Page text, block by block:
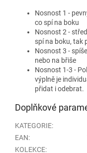
Nosnost 1 -
co spí na boku
Nosnost 2 -
spí na boku, tak
Nosnost 3 -
nebo na břiše
Nosnost 1-3 -
výplně je
přidat i odebrat.
Doplňkové
KATEGORIE:
EAN:
KOLEKCE: